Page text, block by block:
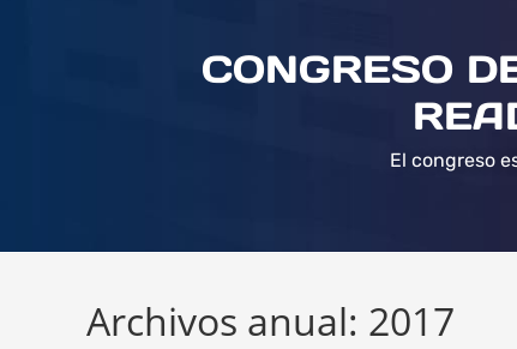
CONGRESO
El congreso
Archivos anual: 2017